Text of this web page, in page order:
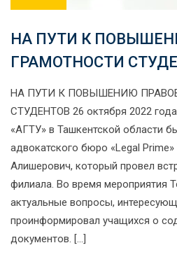
НА ПУТИ К
ГРАМОТНОСТИ
НА ПУТИ К ПОВЫШЕНИЮ
СТУДЕНТОВ 26 октября 2022
«АГТУ» в Ташкентской области
адвокатского бюро «Legal
Алишерович, который провел
филиала. Во время мероприятия
актуальные вопросы,
проинформировал учащихся о
документов. […]